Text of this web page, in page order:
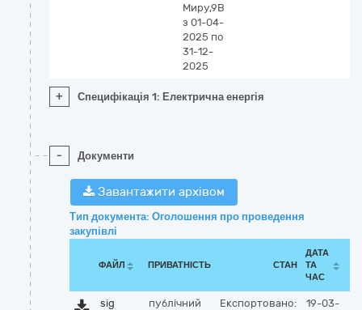
Миру,9В
з 01-04-
2025 по
31-12-
2025
+ Специфікація 1: Електрична енергія
- Документи
Завантажити архівом
Тип документа: Оголошення про проведення
закупівлі
ФАЙЛ ПРИВАТНІСТЬ СТАН
ДАТА
ТА
ЧАС
sig публічний Експортовано: 19-03-